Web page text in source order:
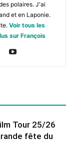
polaires. J'ai
et en Laponie.
Voir tous les
sur François
Tour 25/26
fête du